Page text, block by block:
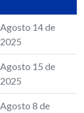
Agosto 14 de
2025
Agosto 15 de
2025
Agosto 8 de